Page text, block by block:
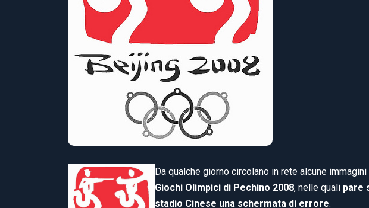
Da qualche giorno circolano in rete alcune
Giochi Olimpici di Pechino 2008, nelle quali pare
stadio Cinese una schermata di errore.